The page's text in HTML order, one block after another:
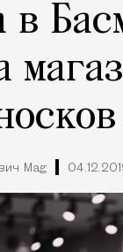
в
Mag